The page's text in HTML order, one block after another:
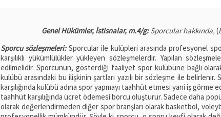
Genel Hükümler, İstisnalar, m.4/g:Sporcular hakkında, (
Sporcu sözleşmeleri:Sporcular ile kulüpleri arasında profesyonel
karşılıklı yükümlülükler yükleyen sözleşmelerdir. Yapılan
edilmelidir. Sporcunun, gösterdiği faaliyet spor kulübüne bağlı
kulübü arasındaki bu ilişkinin şartları yazılı bir sözleşme ile
karşılığında kulübü adına spor yapmayı taahhüt etmesi yani iş
taahhüt karşılığında ücret ödemesi borcu oluşturur. Sadece daha
olarak değerlendirmeden diğer spor branşları olarak basketbol,